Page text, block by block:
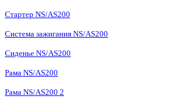
Стартер NS/AS200
Система зажигания NS/AS200
Сиденье NS/AS200
Рама NS/AS200
Рама NS/AS200 2